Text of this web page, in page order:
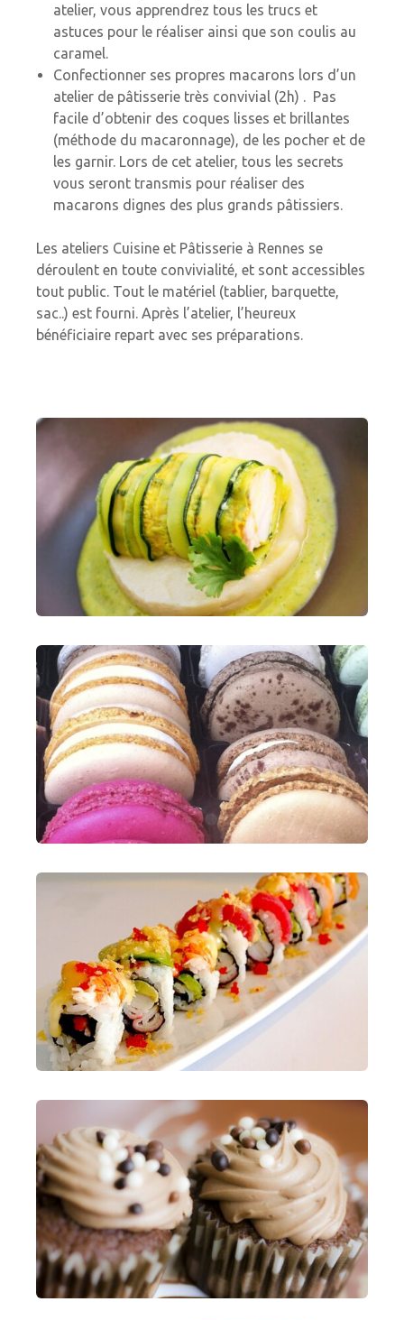
atelier, vous apprendrez tous les trucs et
astuces pour le réaliser ainsi que son coulis au
caramel.
Confectionner ses propres macarons lors d’un
atelier de pâtisserie très convivial (2h) . Pas
facile d’obtenir des coques lisses et brillantes
(méthode du macaronnage), de les pocher et de
les garnir. Lors de cet atelier, tous les secrets
vous seront transmis pour réaliser des
macarons dignes des plus grands pâtissiers.
Les ateliers Cuisine et Pâtisserie à Rennes se
déroulent en toute convivialité, et sont accessibles
tout public. Tout le matériel (tablier, barquette,
sac..) est fourni. Après l’atelier, l’heureux
bénéficiaire repart avec ses préparations.